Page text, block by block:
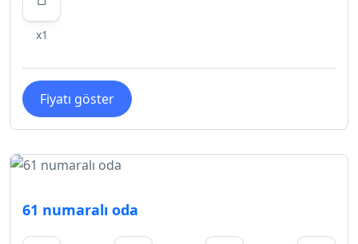
x1
Fiyatı göster
61 numaralı oda